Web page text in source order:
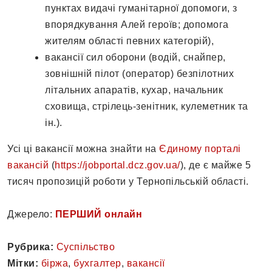
пунктах видачі гуманітарної допомоги, з
впорядкування Алей героїв; допомога
жителям області певних категорій),
вакансії сил оборони (водій, снайпер,
зовнішній пілот (оператор) безпілотних
літальних апаратів, кухар, начальник
сховища, стрілець-зенітник, кулеметник та
ін.).
Усі ці вакансії можна знайти на Єдиному порталі
вакансій (https://jobportal.dcz.gov.ua/), де є майже 5
тисяч пропозицій роботи у Тернопільській області.
Джерело: ПЕРШИЙ онлайн
Рубрика: Суспільство
Мітки: біржа, бухгалтер, вакансії